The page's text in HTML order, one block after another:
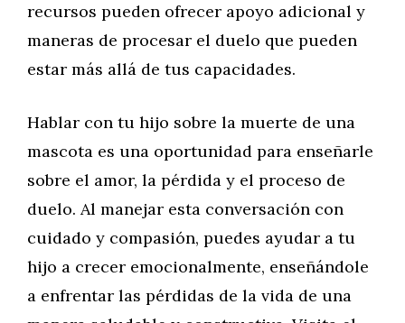
recursos pueden ofrecer apoyo adicional y
maneras de procesar el duelo que pueden
estar más allá de tus capacidades.
Hablar con tu hijo sobre la muerte de una
mascota es una oportunidad para enseñarle
sobre el amor, la pérdida y el proceso de
duelo. Al manejar esta conversación con
cuidado y compasión, puedes ayudar a tu
hijo a crecer emocionalmente, enseñándole
a enfrentar las pérdidas de la vida de una